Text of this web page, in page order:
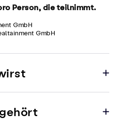
Person, die teilnimmt.
GmbH
GmbH